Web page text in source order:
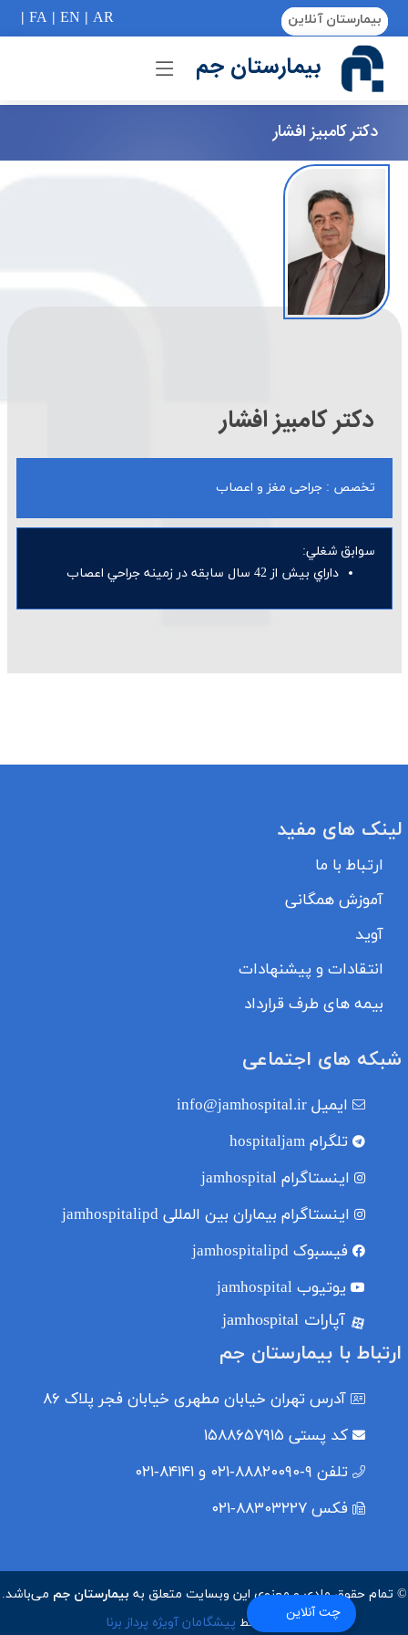
FA| EN | AR
| بیمارستان آنلاین
if (Model != null) {
بیمارستان جم
دكتر کامبیز افشار
دكتر کامبیز افشار
تخصص : جراحی مغز و اعصاب
سوابق شغلي:
داراي بيش از 42 سال سابقه در زمينه جراحي اعصاب
لینک های مفید
ارتباط با ما
آموزش همگانی
آوید
انتقادات و پیشنهادات
بیمه های طرف قرارداد
شبکه های اجتماعی
ایمیل info@jamhospital.ir
تلگرام hospitaljam
اینستاگرام jamhospital
اینستاگرام بیماران بین المللی jamhospitalipd
فیسبوک jamhospitalipd
یوتیوب jamhospital
آپارات jamhospital
چت آنلاین
ارتباط با بیمارستان جم
آدرس تهران خیابان مطهری خیابان فجر پلاک ۸۶
کد پستی
تلفن
فکس ۸۸۳۰۳۲۲۷-۰۲۱
© تمام حقوق مادی و معنوی این وبسایت متعلق به بیمارستان جم می‌باشد.
طراحی توسط پیشگامان آویژه پرداز برنا